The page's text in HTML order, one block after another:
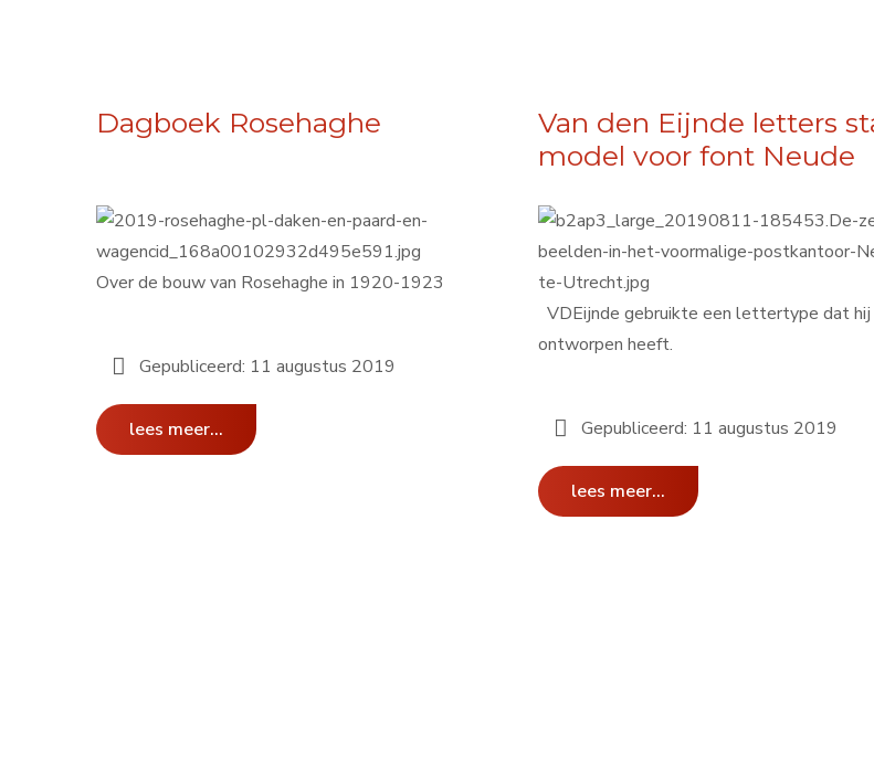
Dagboek Rosehaghe
Over de bouw van Rosehaghe in 1920-1923
Gepubliceerd: 11 augustus 2019
lees meer...
Van den Eijnde letters
model voor font Neude
VDEijnde gebruikte een lettertype dat
ontworpen heeft.
Gepubliceerd: 11 augustus 2019
lees meer...